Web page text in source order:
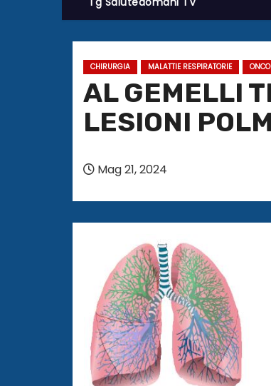
CHIRURGIA MALATTIE RESPIRATORIE
AL GEMELLI
LESIONI
Mag 21, 2024